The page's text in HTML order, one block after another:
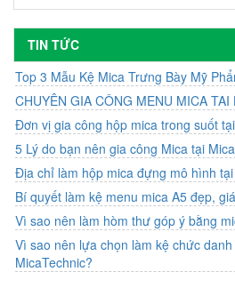
TIN TỨC
Top 3 Mẫu Kệ Mica Trưng Bày Mỹ
CHUYÊN GIA CÔNG MENU MICA TAI
Đơn vị gia công hộp mica trong suốt
5 Lý do bạn nên gia công Mica tại
Địa chỉ làm hộp mica đựng mô hình
Bí quyết làm kệ menu mica A5 đẹp,
Vì sao nên làm hòm thư góp ý bằng
Vì sao nên lựa chọn làm kệ chức
MicaTechnic?